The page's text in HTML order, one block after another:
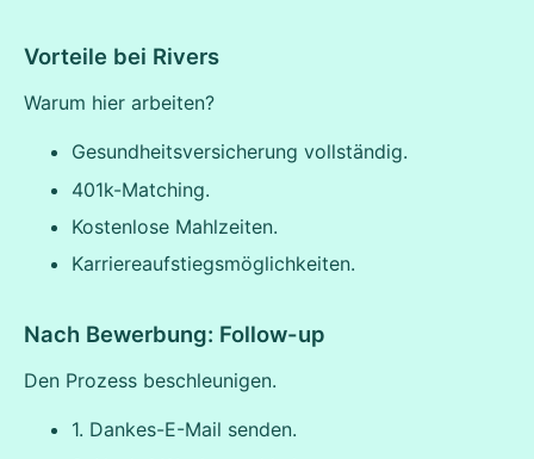
Vorteile bei Rivers
Warum hier arbeiten?
Gesundheitsversicherung vollständig.
401k-Matching.
Kostenlose Mahlzeiten.
Karriereaufstiegsmöglichkeiten.
Nach Bewerbung: Follow-up
Den Prozess beschleunigen.
1. Dankes-E-Mail senden.